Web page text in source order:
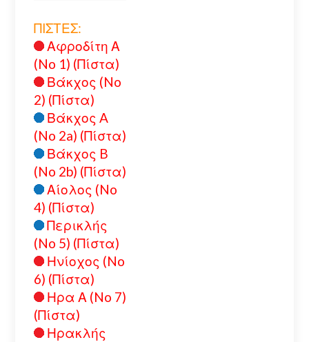
ΠΙΣΤΕΣ:
Αφροδίτη Α
(No 1) (Πίστα)
Βάκχος (No
2) (Πίστα)
Βάκχος A
(No 2a) (Πίστα)
Βάκχος B
(No 2b) (Πίστα)
Αίολος (No
4) (Πίστα)
Περικλής
(No 5) (Πίστα)
Ηνίοχος (No
6) (Πίστα)
Ηρα Α (No 7)
(Πίστα)
Ηρακλής